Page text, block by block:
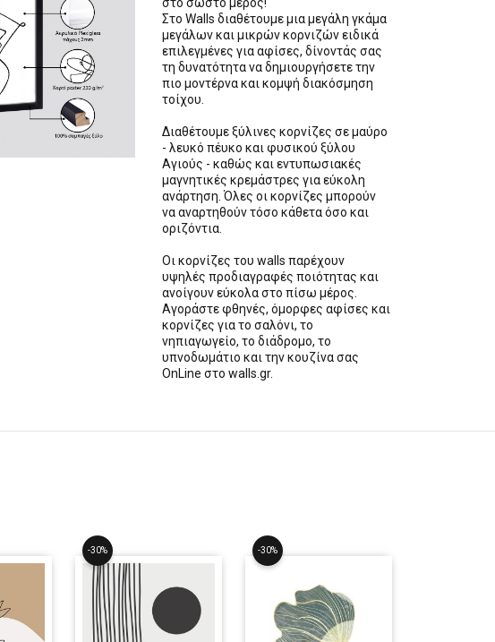
Στο Walls διαθέτουμε μια μεγάλη γκάμα
μεγάλων και μικρών κορνιζών ειδικά
επιλεγμένες για αφίσες, δίνοντάς σας
τη δυνατότητα να δημιουργήσετε την
πιο μοντέρνα και κομψή διακόσμηση
τοίχου.
Διαθέτουμε ξύλινες κορνίζες σε μαύρο
- λευκό πέυκο και φυσικού ξύλου
Αγιούς - καθώς και εντυπωσιακές
μαγνητικές κρεμάστρες για εύκολη
ανάρτηση. Όλες οι κορνίζες μπορούν
να αναρτηθούν τόσο κάθετα όσο και
οριζόντια.
Οι κορνίζες του walls παρέχουν
υψηλές προδιαγραφές ποιότητας και
ανοίγουν εύκολα στο πίσω μέρος.
Αγοράστε φθηνές, όμορφες αφίσες και
κορνίζες για το σαλόνι, το
νηπιαγωγείο, το διάδρομο, το
υπνοδωμάτιο και την κουζίνα σας
OnLine στο walls.gr.
-30% -30%